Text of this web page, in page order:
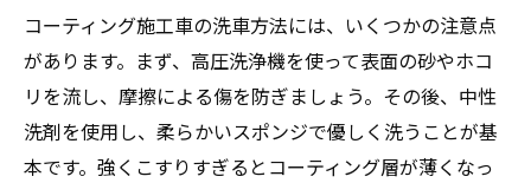
コーティング施工車の洗車方法には、いくつかの注意点
があります。まず、高圧洗浄機を使って表面の砂やホコ
リを流し、摩擦による傷を防ぎましょう。その後、中性
洗剤を使用し、柔らかいスポンジで優しく洗うことが基
本です。強くこすりすぎるとコーティング層が薄くなっ